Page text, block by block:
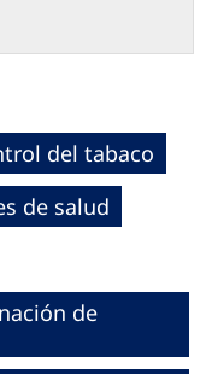
del tabaco
de salud
de